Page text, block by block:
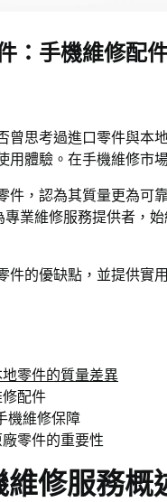
：手機維修配
曾思考過進口零件與本
用體驗。在手機維修市
件，認為其質量更為可
專業維修服務提供者，
件的優缺點，並提供實
零件的質量差異
配件
機維修保障
零件的重要性
修服務概